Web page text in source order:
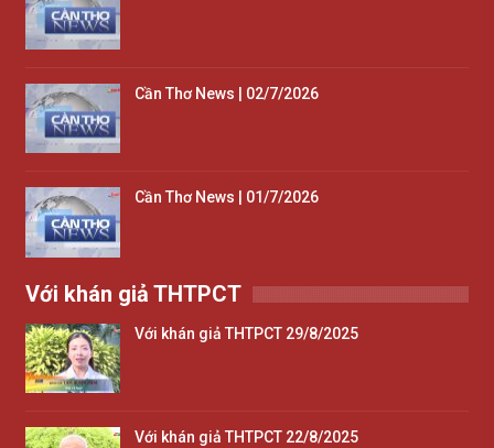
Cần Thơ News | 02/7/2026
Cần Thơ News | 01/7/2026
Với khán giả THTPCT
Với khán giả THTPCT 29/8/2025
Với khán giả THTPCT 22/8/2025